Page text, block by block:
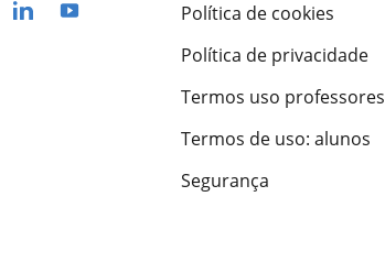
Política de cookies
Política de privacidade
Termos uso professores
Termos de uso: alunos
Segurança